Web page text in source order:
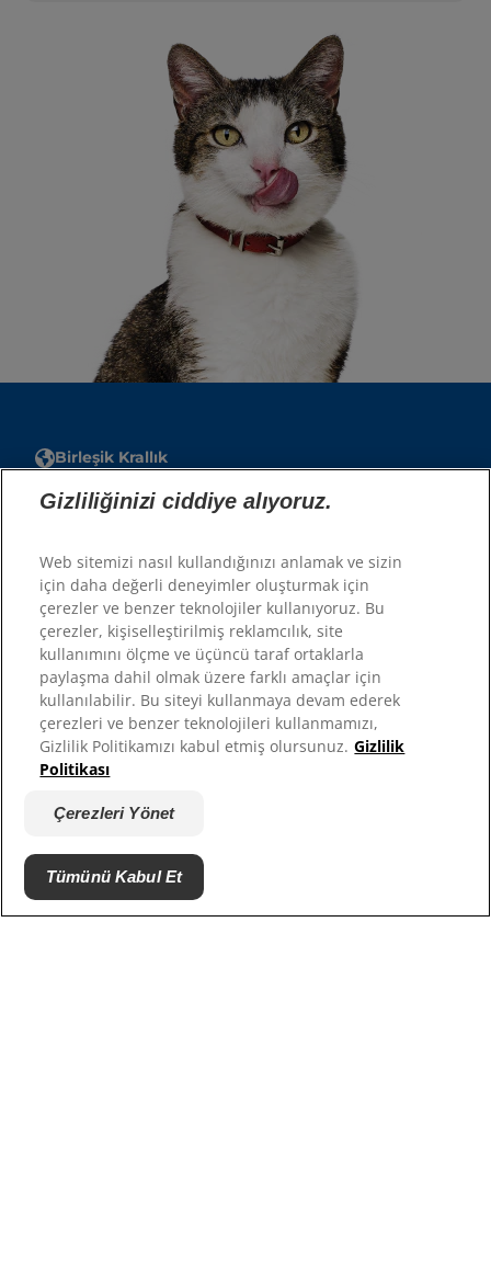
Birleşik Krallık
Hesap
Kaynaklar
Bize Ulaşın
Site Haritası
Sitelerimiz
Hill’s’in Veteriner Hekimi
Barınak Ortakları
Gizliliğinizi ciddiye alıyoruz.
Web sitemizi nasıl kullandığınızı anlamak ve sizin
için daha değerli deneyimler oluşturmak için
çerezler ve benzer teknolojiler kullanıyoruz. Bu
çerezler, kişiselleştirilmiş reklamcılık, site
kullanımını ölçme ve üçüncü taraf ortaklarla
paylaşma dahil olmak üzere farklı amaçlar için
kullanılabilir. Bu siteyi kullanmaya devam ederek
çerezleri ve benzer teknolojileri kullanmamızı,
Gizlilik Politikamızı kabul etmiş olursunuz. Gizlilik
Politikası
Çerezleri Yönet
Tümünü Kabul Et